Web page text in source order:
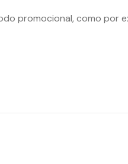
promocional, como por